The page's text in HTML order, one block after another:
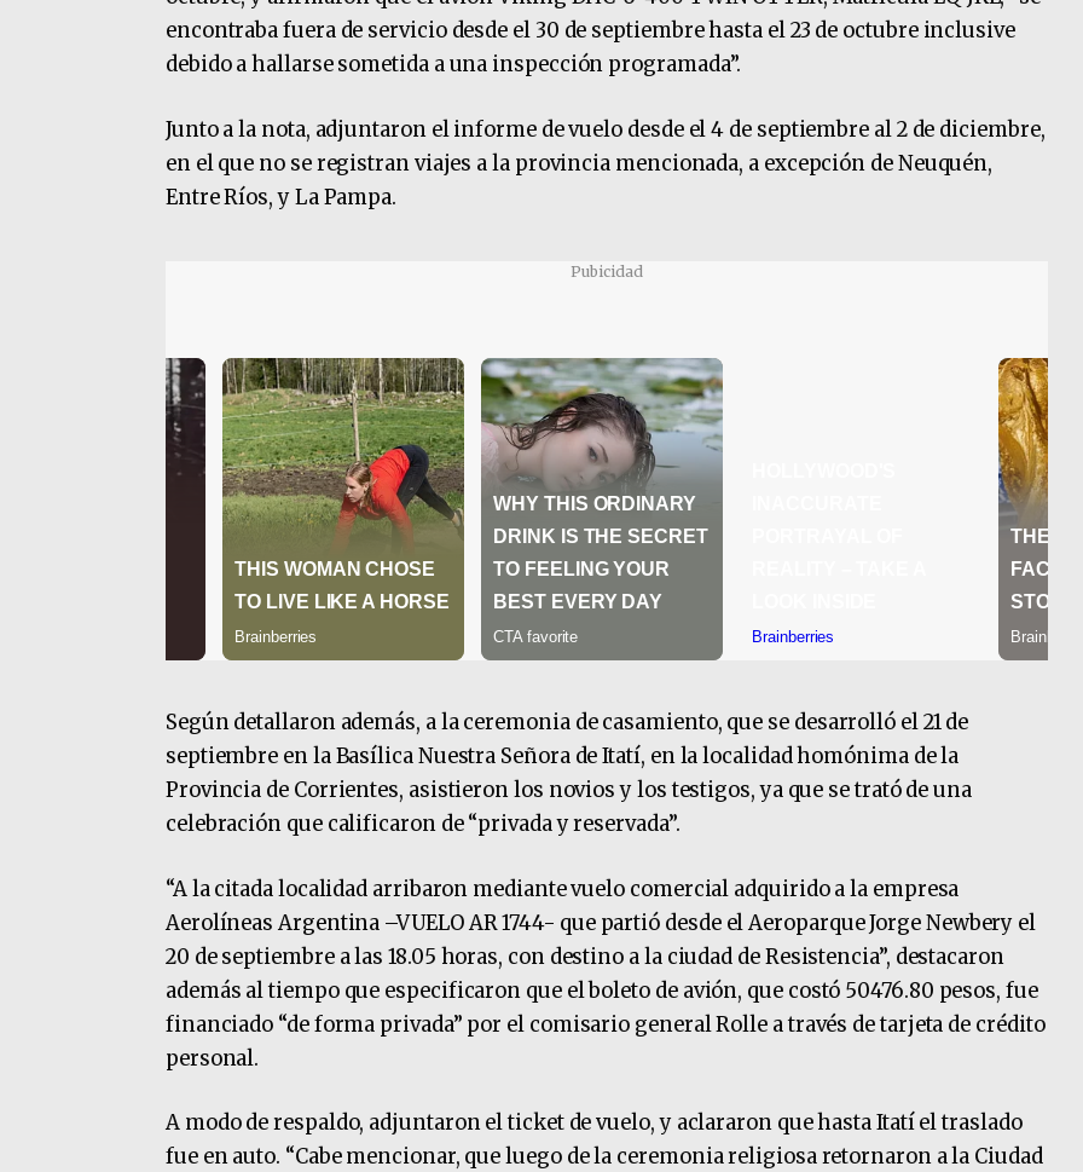
encontraba fuera de servicio desde el 30 de septiembre hasta el 23 de octubre inclusive
debido a hallarse sometida a una inspección programada”.
Junto a la nota, adjuntaron el informe de vuelo desde el 4 de septiembre al 2 de diciembre,
en el que no se registran viajes a la provincia mencionada, a excepción de Neuquén,
Entre Ríos, y La Pampa.
Pubicidad
Según detallaron además, a la ceremonia de casamiento, que se desarrolló el 21 de
septiembre en la Basílica Nuestra Señora de Itatí, en la localidad homónima de la
Provincia de Corrientes, asistieron los novios y los testigos, ya que se trató de una
celebración que calificaron de “privada y reservada”.
“A la citada localidad arribaron mediante vuelo comercial adquirido a la empresa
Aerolíneas Argentina –VUELO AR 1744- que partió desde el Aeroparque Jorge Newbery el
20 de septiembre a las 18.05 horas, con destino a la ciudad de Resistencia”, destacaron
además al tiempo que especificaron que el boleto de avión, que costó 50476.80 pesos, fue
financiado “de forma privada” por el comisario general Rolle a través de tarjeta de crédito
personal.
A modo de respaldo, adjuntaron el ticket de vuelo, y aclararon que hasta Itatí el traslado
fue en auto. “Cabe mencionar, que luego de la ceremonia religiosa retornaron a la Ciudad